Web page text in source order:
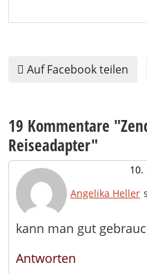
Auf Facebook teilen
19 Kommentare "
Reiseadapter"
Angelika Heller
10.
kann man gut
Antworten